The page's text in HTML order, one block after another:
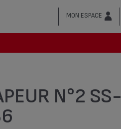
MON ESPACE
N°2 SS-